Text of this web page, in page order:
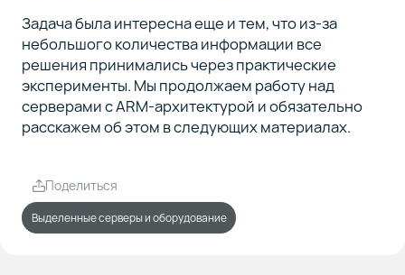
Задача была интересна еще и тем, что из-за
небольшого количества информации все
решения принимались через практические
эксперименты. Мы продолжаем работу над
серверами с ARM-архитектурой и обязательно
расскажем об этом в следующих материалах.
Поделиться
Выделенные серверы и оборудование